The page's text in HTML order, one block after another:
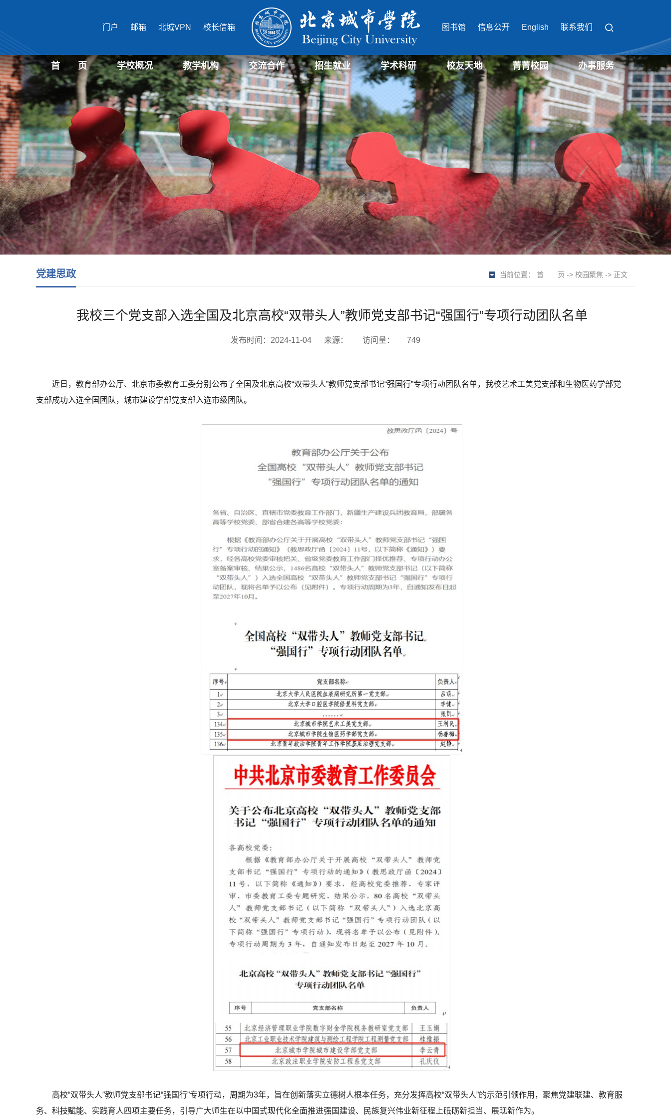
门户 邮箱 北城VPN 校长信箱 图书馆 信息公开 English 联系我们
首 页 学校概况
学校介绍
现任领导
机构设置
教学机构
公共管理学部
经济管理学部
国际文化与传播学部
艺术设计学部
表演学部
生物医药学部
信息学部
城市建设学部
教育学部
教育培训中心
文化遗产学部
马克思主义学院
交流合作 招生就业
招生信息
就业信息
研究生招生信息
北城-华威项目管理硕士
北城-中德合作办学项目
学术科研
科研与社会服务处
科研机构
北城学报
校友天地 菁菁校园 办事服务
校园办事流程
校园缴费平台
校园服务
党建思政 当前位置： 首 页 -> 校园聚焦 -> 正文
我校三个党支部入选全国及北京高校“双带头人”教师党支部书记“强国行”专项行动团队名单
发布时间：2024-11-04 来源： 访问量： 749
近日，教育部办公厅、北京市委教育工委分别公布了全国及北京高校“双带头人”教师党支部书记“强国行”专项行动团队名单，我校艺术工美党支部和生物医药学部党
支部成功入选全国团队，城市建设学部党支部入选市级团队。
高校“双带头人”教师党支部书记“强国行”专项行动，周期为3年，旨在创新落实立德树人根本任务，充分发挥高校“双带头人”的示范引领作用，聚焦党建联建、教育服
务、科技赋能、实践育人四项主要任务，引导广大师生在以中国式现代化全面推进强国建设、民族复兴伟业新征程上砥砺新担当、展现新作为。